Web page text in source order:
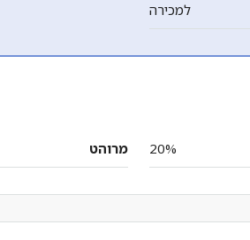
למכירה
20% מרוהט